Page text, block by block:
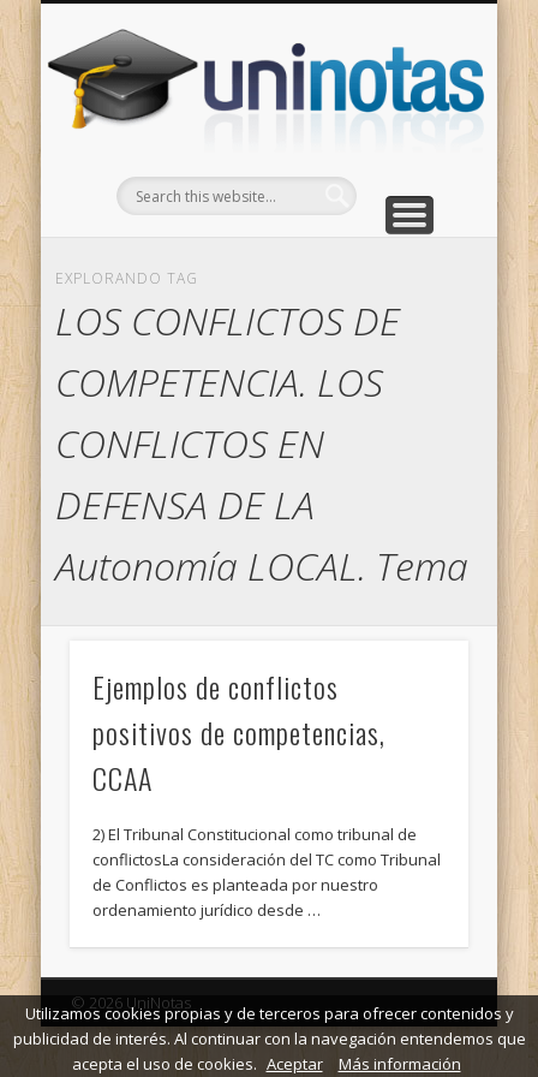
EXPLORANDO TAG
LOS CONFLICTOS DE
COMPETENCIA. LOS
CONFLICTOS EN
DEFENSA DE LA
Autonomía LOCAL. Tema
Ejemplos de conflictos
positivos de competencias,
CCAA
2) El Tribunal Constitucional como tribunal de
conflictosLa consideración del TC como Tribunal
de Conflictos es planteada por nuestro
ordenamiento jurídico desde …
© 2026 UniNotas
Utilizamos cookies propias y de terceros para ofrecer contenidos y
publicidad de interés. Al continuar con la navegación entendemos que
acepta el uso de cookies. Aceptar Más información